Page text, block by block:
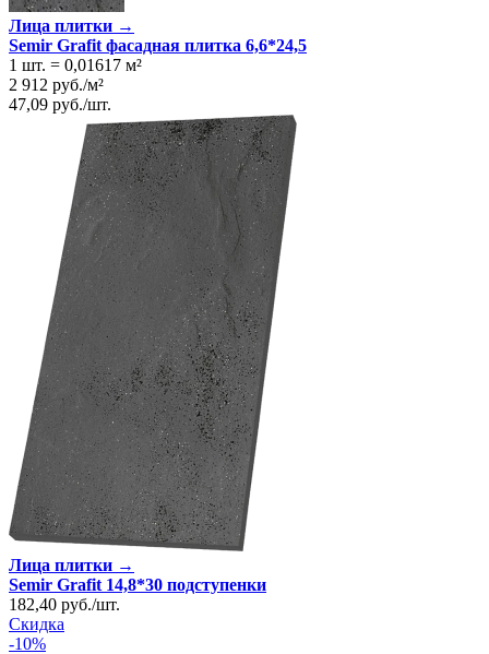
Лица плитки →
Semir Grafit фасадная плитка 6,6*24,5
1 шт. = 0,01617 м²
2 912 руб./м²
47,09 руб./шт.
Лица плитки →
Semir Grafit 14,8*30 подступенки
182,40 руб./шт.
Скидка
-10%